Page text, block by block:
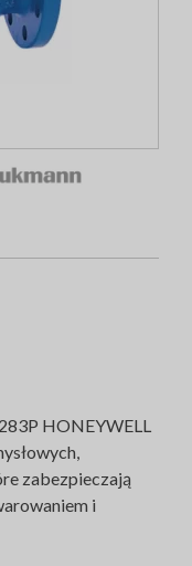
HONEYWELL
zabezpieczają
i